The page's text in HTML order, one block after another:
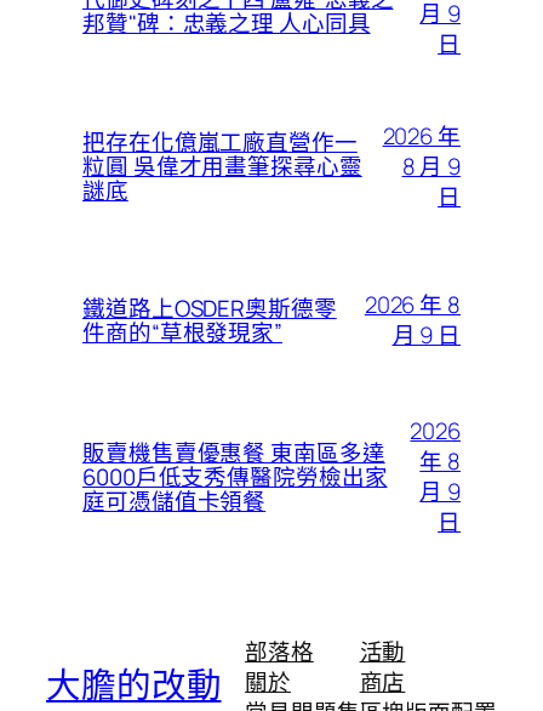
邦贊"碑：忠義之理 人心同具
月 9
日
把存在化億嵐工廠直營作一
粒圓 吳偉才用畫筆探尋心靈
謎底
2026 年
8 月 9
日
鐵道路上OSDER奧斯德零
件商的“草根發現家”
2026 年 8
月 9 日
販賣機售賣優惠餐 東南區多達
6000戶低支秀傳醫院勞檢出家
庭可憑儲值卡領餐
2026
年 8
月 9
日
大膽的改動
部落格
關於
活動
商店